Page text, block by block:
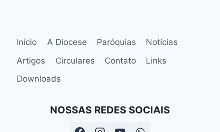
Início A Diocese Paróquias
Notícias
Artigos
Circulares Contato
Links
Downloads
NOSSAS REDES SOCIAIS